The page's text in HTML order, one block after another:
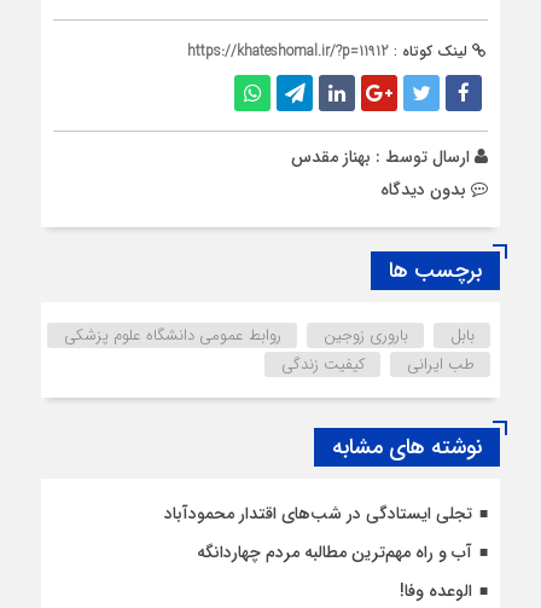
لینک کوتاه : https://khateshomal.ir/?p=11912
ارسال توسط : بهناز مقدس
بدون دیدگاه
برچسب ها
بابل باروری زوجین
روابط عمومی دانشگاه علوم پزشکی
طب ایرانی
کیفیت زندگی
نوشته های مشابه
تجلی ایستادگی در شب‌های اقتدار محمودآباد
آب و راه مهم‌ترین مطالبه مردم چهاردانگه
الوعده وفا!